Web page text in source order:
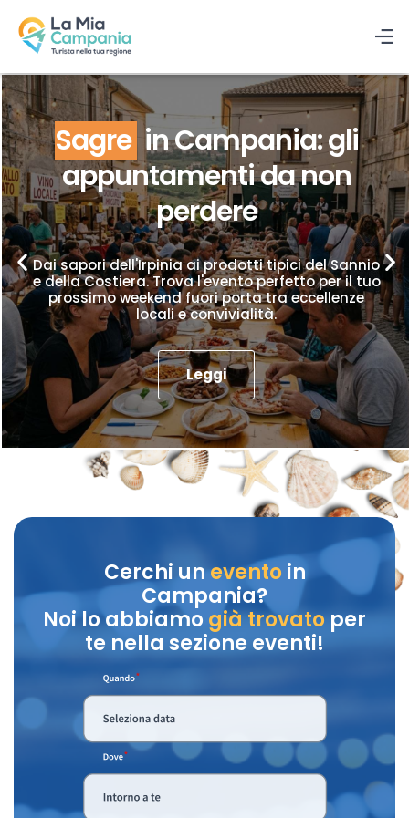
Sagre in Campania: gli
appuntamenti da non
perdere
Dai sapori dell'Irpinia ai prodotti tipici del Sannio
e della Costiera. Trova l'evento perfetto per il tuo
prossimo weekend fuori porta tra eccellenze
locali e convivialità.
Leggi
Cerchi unevento in
Campania?
Noi lo abbiamo già trovatoper
te nella sezione eventi!